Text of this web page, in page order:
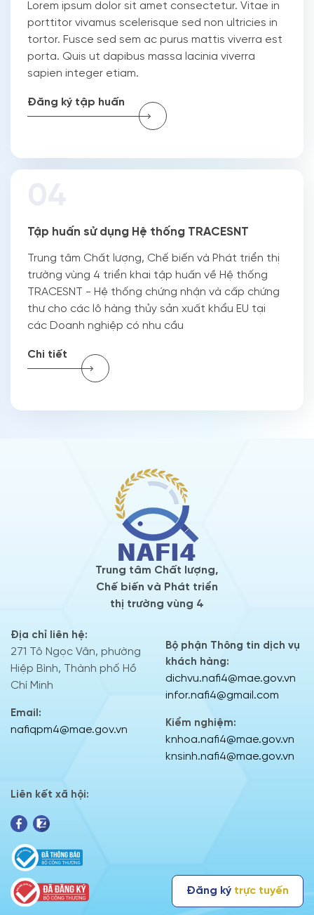
Lorem ipsum dolor sit amet consectetur. Vitae in
porttitor vivamus scelerisque sed non ultricies in
tortor. Fusce sed sem ac purus mattis viverra est
porta. Quis ut dapibus massa lacinia viverra
sapien integer etiam.
Đăng ký tập huấn
Tập huấn sử dụng Hệ thống TRACESNT
Trung tâm Chất lượng, Chế biến và Phát triển thị
trường vùng 4 triển khai tập huấn về Hệ thống
TRACESNT - Hệ thống chứng nhận và cấp chứng
thư cho các lô hàng thủy sản xuất khẩu EU tại
các Doanh nghiệp có nhu cầu
Chi tiết
Trung tâm Chất lượng,
Chế biến và Phát triển
thị trường vùng 4
Địa chỉ liên hệ:
271 Tô Ngọc Vân, phường
Hiệp Bình, Thành phố Hồ
Chí Minh
Email:
nafiqpm4@mae.gov.vn
Bộ phận Thông tin dịch vụ
khách hàng:
dichvu.nafi4@mae.gov.vn
infor.nafi4@gmail.com
Kiểm nghiệm:
knhoa.nafi4@mae.gov.vn
knsinh.nafi4@mae.gov.vn
Liên kết xã hội:
Đăng ký trực tuyến